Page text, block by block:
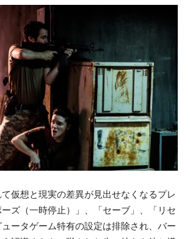
仮想と現実の差異が見出せなくなるプレ
ズ（一時停止）」、「セーブ」、「リセ
ータゲーム特有の設定は排除され、バー